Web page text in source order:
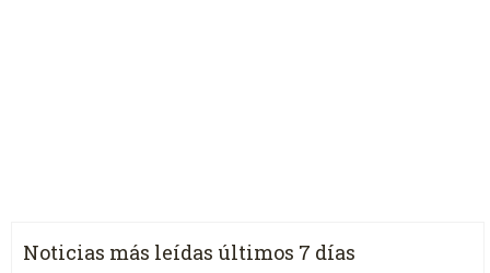
Noticias más leídas últimos 7 días